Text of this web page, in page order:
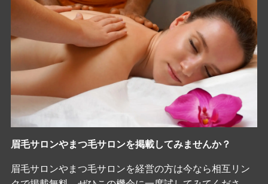
眉毛サロンやまつ毛サロンを掲載してみませんか？
眉毛サロンやまつ毛サロンを経営の方は今なら相互リン